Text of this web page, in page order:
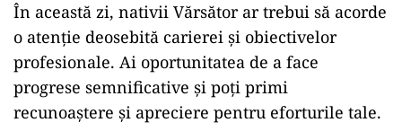
În această zi, nativii Vărsător ar trebui să acorde
o atenție deosebită carierei și obiectivelor
profesionale. Ai oportunitatea de a face
progrese semnificative și poți primi
recunoaștere și apreciere pentru eforturile tale.